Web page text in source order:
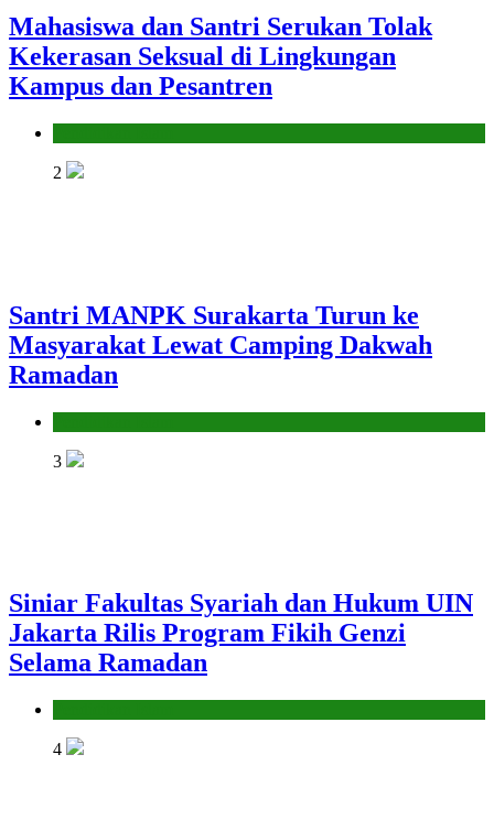
Mahasiswa dan Santri Serukan Tolak
Kekerasan Seksual di Lingkungan
Kampus dan Pesantren
2
Santri MANPK Surakarta Turun ke
Masyarakat Lewat Camping Dakwah
Ramadan
3
Siniar Fakultas Syariah dan Hukum UIN
Jakarta Rilis Program Fikih Genzi
Selama Ramadan
4